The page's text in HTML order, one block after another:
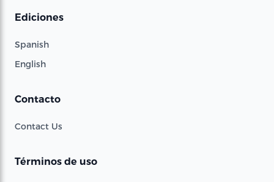
Ediciones
Spanish
English
Contacto
Contact Us
Términos de uso